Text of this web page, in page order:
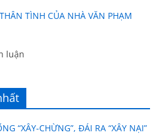
TÌNH CỦA NHÀ VĂN PHẠM
luận
“XÂY-CHỪNG”, ĐÁI RA “XÂY NẠI”